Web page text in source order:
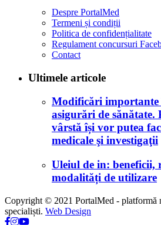
Despre PortalMed
Termeni și condiții
Politica de confidențialitate
Regulament concursuri
Contact
Ultimele articole
Modificări importante
asigurări de sănătate.
vârstă își vor putea
medicale şi investigaţii
Uleiul de in: beneficii,
modalități de utilizare
Copyright © 2021 PortalMed - platformă
specialiști. Web Design